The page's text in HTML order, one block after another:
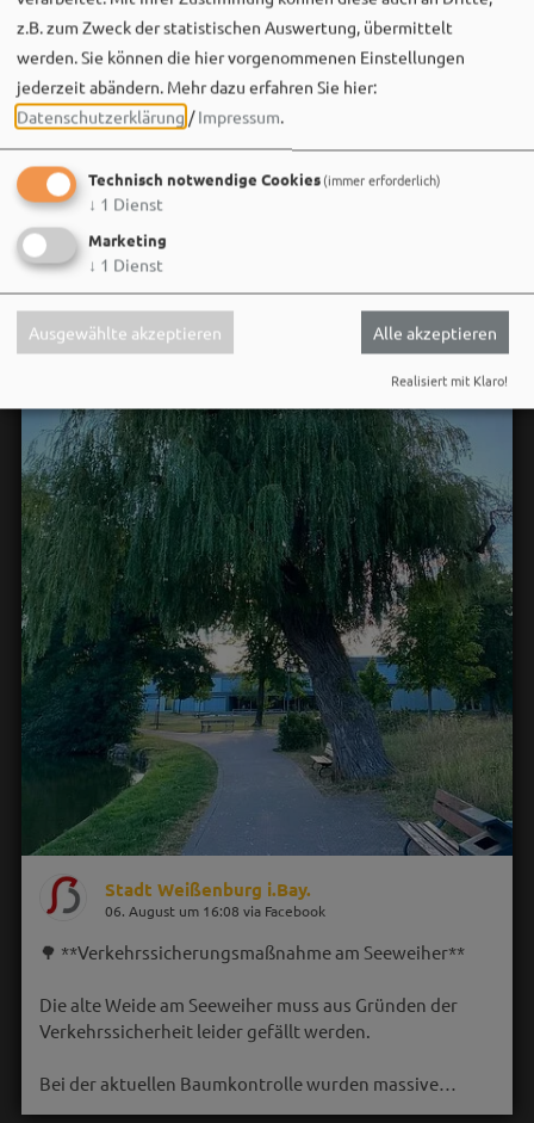
neuen Ohrwurm. 🎤✨
Gute Musik, beste Stimmung und ein Sommerabend,
der im Kopf bleibt. 🌿🎵
Stadt Weißenburg i.Bay.
06. August um 16:08 via Facebook
🌳 **Verkehrssicherungsmaßnahme am Seeweiher**
Die alte Weide am Seeweiher muss aus Gründen der
Verkehrssicherheit leider gefällt werden.
Bei der aktuellen Baumkontrolle wurden massive…
z.B. zum Zweck der statistischen Auswertung, übermittelt
werden. Sie können die hier vorgenommenen Einstellungen
jederzeit abändern. Mehr dazu erfahren Sie hier:
Datenschutzerklärung /Impressum.
Technisch notwendige Cookies(immer erforderlich)
↓ 1 Dienst
Marketing
↓ 1 Dienst
Ausgewählte akzeptieren Alle akzeptieren
Realisiert mit Klaro!